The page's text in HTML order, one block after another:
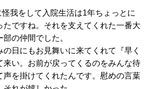
我をして入院生活は1年ちょっとに
たですね。それを支えてくれた一番大
の仲間でした。
日にもお見舞いに来てくれて『早く
来い。お前が戻ってくるのをみんな待
声を掛けてくれたんです。慰めの言葉